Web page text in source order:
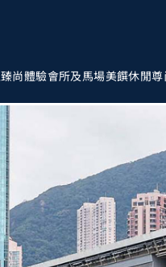
臻尚體驗會所及馬場美饌休閒尊